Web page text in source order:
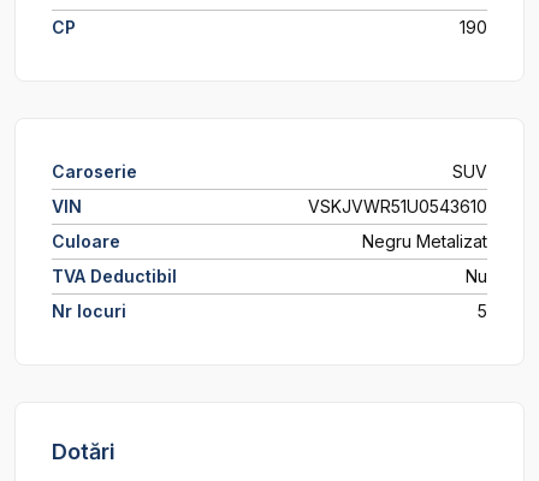
CP
190
Caroserie
SUV
VIN
VSKJVWR51U0543610
Culoare
Negru Metalizat
TVA Deductibil
Nu
Nr locuri
5
Dotări